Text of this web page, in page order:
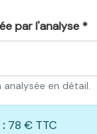
par l'analyse *
en détail.
78 € TTC